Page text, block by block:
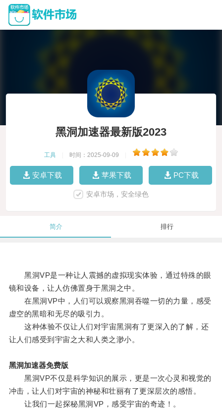
黑洞加速器最新版2023
工具 时间：2025-09-09
安卓下载 苹果下载 PC下载
安卓市场，安全绿色
简介 排行
黑洞VP是一种让人震撼的虚拟现实体验，通过特殊的眼
镜和设备，让人仿佛置身于黑洞之中。
在黑洞VP中，人们可以观察黑洞吞噬一切的力量，感受
虚空的黑暗和无尽的吸引力。
这种体验不仅让人们对宇宙黑洞有了更深入的了解，还
让人们感受到宇宙之大和人类之渺小。
黑洞加速器免费版
黑洞VP不仅是科学知识的展示，更是一次心灵和视觉的
冲击，让人们对宇宙的神秘和壮丽有了更深层次的感悟。
让我们一起探秘黑洞VP，感受宇宙的奇迹！。